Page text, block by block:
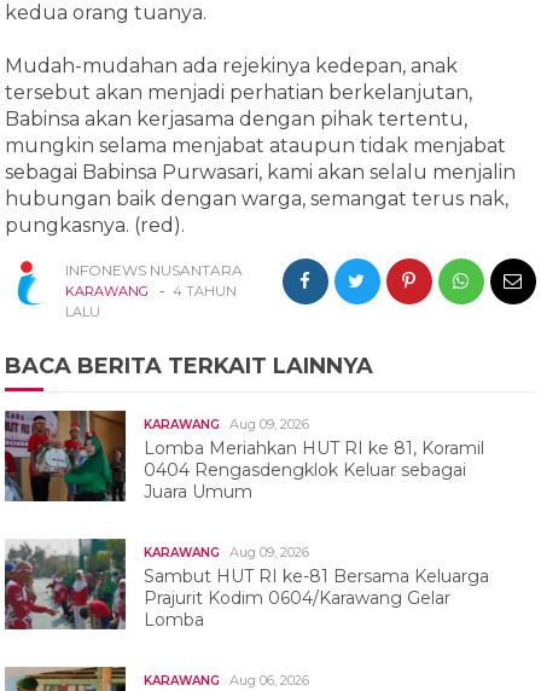
kedua orang tuanya.
Mudah-mudahan ada rejekinya kedepan, anak
tersebut akan menjadi perhatian berkelanjutan,
Babinsa akan kerjasama dengan pihak tertentu,
mungkin selama menjabat ataupun tidak menjabat
sebagai Babinsa Purwasari, kami akan selalu menjalin
hubungan baik dengan warga, semangat terus nak,
pungkasnya. (red).
INFONEWS NUSANTARA
KARAWANG - 4 TAHUN
LALU
BACA BERITA TERKAIT LAINNYA
KARAWANG Aug 09, 2026
Lomba Meriahkan HUT RI ke 81, Koramil
0404 Rengasdengklok Keluar sebagai
Juara Umum
KARAWANG Aug 09, 2026
Sambut HUT RI ke-81 Bersama Keluarga
Prajurit Kodim 0604/Karawang Gelar
Lomba
KARAWANG Aug 06, 2026